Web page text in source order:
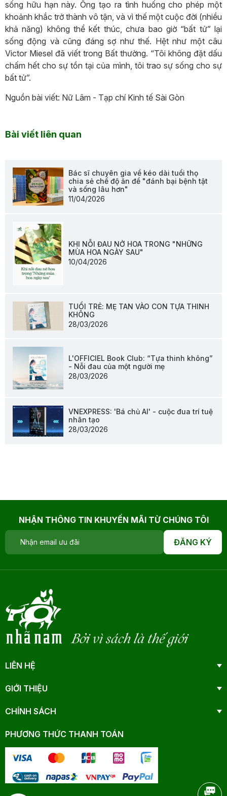
sống hữu hạn này. Ông tạo ra tình huống cho phép một
khoảnh khắc trở thành vô tận, và vì thế một cuộc đời (nhiều
khả năng) không thể kết thúc, chưa bao giờ “bất tử” lại
sống động và cũng đáng sợ như thế. Hệt như một câu
Victor Miesel đã viết trong Bất thường. “Tôi không đặt dấu
chấm hết cho sự tồn tại của mình, tôi trao sự sống cho sự
bất tử”.
Nguồn bài viết: Nữ Lâm - Tạp chí Kinh tế Sài Gòn
Bài viết liên quan
Bác sĩ chuyên gia về kéo dài tuổi thọ
chia sẻ chế độ ăn để "đánh bại bệnh tật
và sống lâu hơn"
11/04/2026
KHI NỖI ĐAU NỞ HOA TRONG "NHỮNG
MÙA HOA NGÀY SAU"
10/04/2026
TUỔI TRẺ: MẸ TAN VÀO CON TỰA THINH
KHÔNG
28/03/2026
L'OFFICIEL Book Club: “Tựa thinh không”
- Nỗi đau của một người mẹ
28/03/2026
VNEXPRESS: 'Bá chủ AI' - cuộc đua trí tuệ
nhân tạo
28/03/2026
NHẬN THÔNG TIN KHUYẾN MÃI TỪ CHÚNG TÔI
ĐĂNG KÝ
Bởi vì sách là thế giới
LIÊN HỆ
GIỚI THIỆU
CHÍNH SÁCH
PHƯƠNG THỨC THANH TOÁN